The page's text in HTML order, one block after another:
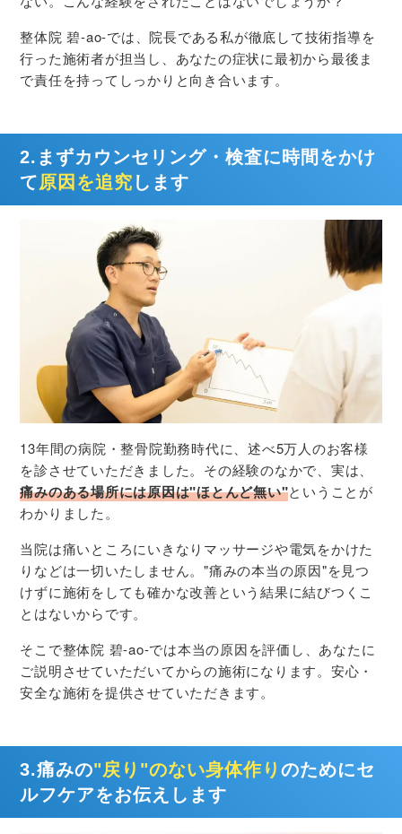
整体院 碧-ao-では、院長である私が徹底して技術指導を
行った施術者が担当し、あなたの症状に最初から最後ま
で責任を持ってしっかりと向き合います。
2.まずカウンセリング・検査に時間をかけ
て原因を追究 します
13年間の病院・整骨院勤務時代に、述べ5万人のお客様
を診させていただきました。その経験のなかで、実は、
痛みのある場所には原因は"ほとんど無い"ということが
わかりました。
当院は痛いところにいきなりマッサージや電気をかけた
りなどは一切いたしません。"痛みの本当の原因"を見つ
けずに施術をしても確かな改善という結果に結びつくこ
とはないからです。
そこで整体院 碧-ao-では本当の原因を評価し、あなたに
ご説明させていただいてからの施術になります。安心・
安全な施術を提供させていただきます。
3.痛みの"戻り"のない身体作りのためにセ
ルフケアをお伝えします